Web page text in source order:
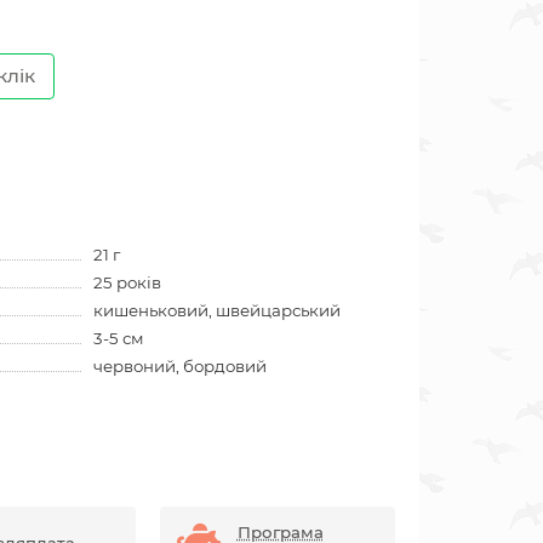
21 г
25 років
кишеньковий, швейцарський
3-5 см
червоний, бордовий
Програма